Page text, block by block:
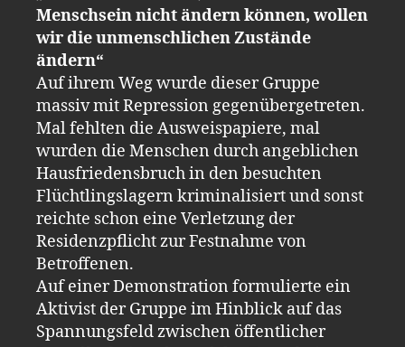
Menschsein nicht ändern können, wollen
wir die unmenschlichen Zustände
ändern“
Auf ihrem Weg wurde dieser Gruppe
massiv mit Repression gegenübergetreten.
Mal fehlten die Ausweispapiere, mal
wurden die Menschen durch angeblichen
Hausfriedensbruch in den besuchten
Flüchtlingslagern kriminalisiert und sonst
reichte schon eine Verletzung der
Residenzpflicht zur Festnahme von
Betroffenen.
Auf einer Demonstration formulierte ein
Aktivist der Gruppe im Hinblick auf das
Spannungsfeld zwischen öffentlicher